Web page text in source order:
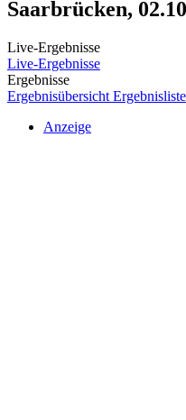
Saarbrücken,
Live-Ergebnisse
Live-Ergebnisse
Ergebnisse
Ergebnisübersicht
Anzeige